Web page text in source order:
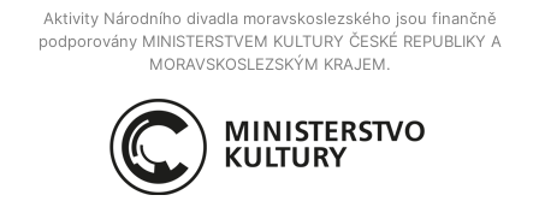
Aktivity Národního divadla moravskoslezského jsou finančně
podporovány MINISTERSTVEM KULTURY ČESKÉ REPUBLIKY A
MORAVSKOSLEZSKÝM KRAJEM.